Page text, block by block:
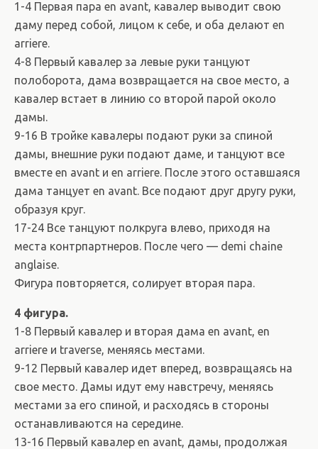
1-4 Первая пара en avant, кавалер выводит свою
даму перед собой, лицом к себе, и оба делают en
arriere.
4-8 Первый кавалер за левые руки танцуют
полоборота, дама возвращается на свое место, а
кавалер встает в линию со второй парой около
дамы.
9-16 В тройке кавалеры подают руки за спиной
дамы, внешние руки подают даме, и танцуют все
вместе en avant и en arriere. После этого оставшаяся
дама танцует en avant. Все подают друг другу руки,
образуя круг.
17-24 Все танцуют полкруга влево, приходя на
места контрпартнеров. После чего — demi chaine
anglaise.
Фигура повторяется, солирует вторая пара.
4 фигура.
1-8 Первый кавалер и вторая дама en avant, en
arriere и traverse, меняясь местами.
9-12 Первый кавалер идет вперед, возвращаясь на
свое место. Дамы идут ему навстречу, меняясь
местами за его спиной, и расходясь в стороны
останавливаются на середине.
13-16 Первый кавалер en avant, дамы, продолжая